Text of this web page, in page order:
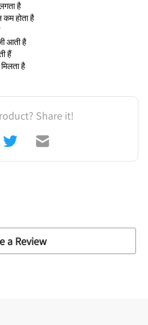
है
होता है
आती है
हैं
है
Share it!
a Review